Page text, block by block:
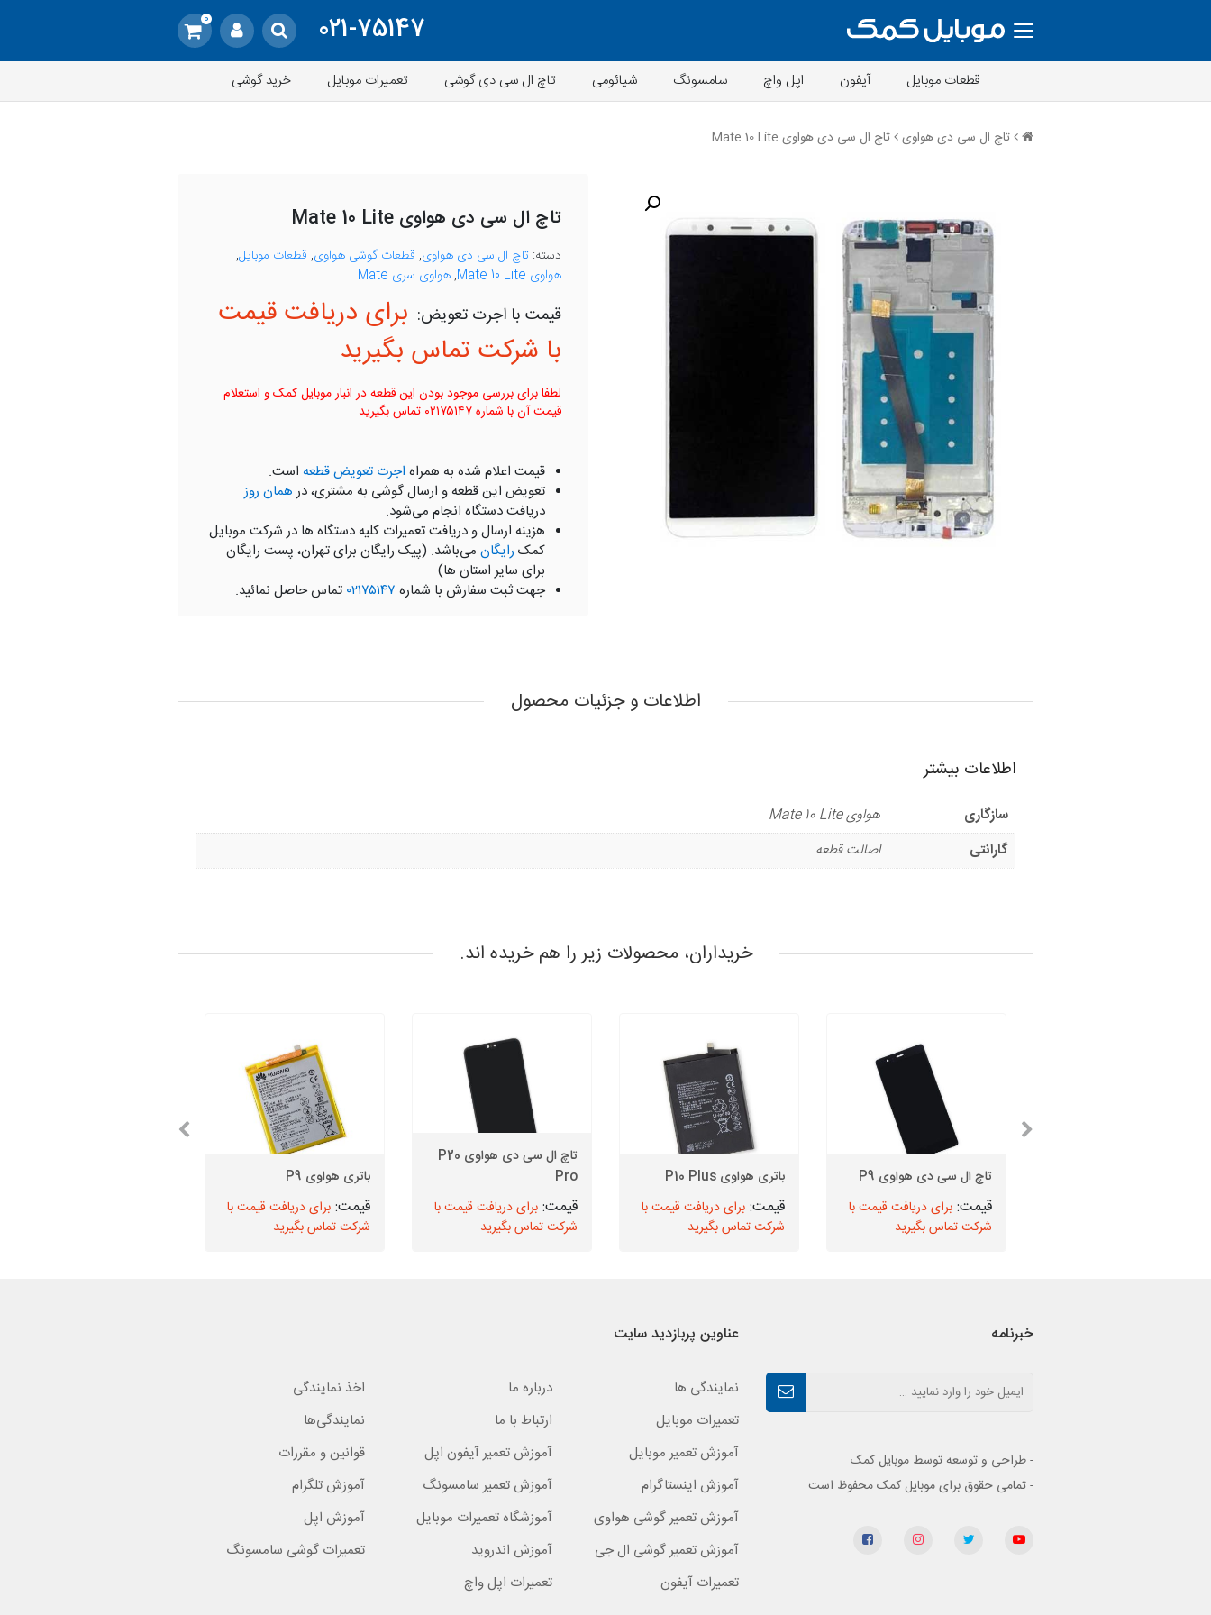
021-75147
0
قطعات موبایل آیفون اپل واچ سامسونگ شیائومی تاچ ال سی دی گوشی تعمیرات موبایل خرید گوشی
تاچ ال سی دی هواوی تاچ ال سی دی هواوی Mate 10 Lite
تاچ ال سی دی هواوی Mate 10 Lite
دسته: تاچ ال سی دی هواوی, قطعات گوشی هواوی, قطعات موبایل,
هواوی Mate 10 Lite
,هواوی سری Mate
برای دریافت قیمت
با شرکت تماس بگیرید
لطفا برای بررسی موجود بودن این قطعه در انبار موبایل کمک و استعلام
قیمت آن با شماره ۰۲۱۷۵۱۴۷ تماس بگیرید.
قیمت اعلام شده به همراه اجرت تعویض قطعه است.
تعویض این قطعه و ارسال گوشی به مشتری، درهمان روز
دریافت دستگاه انجام می‌شود.
هزینه ارسال و دریافت تعمیرات کلیه دستگاه ها در شرکت موبایل
کمک رایگان می‌باشد. (پیک رایگان برای تهران، پست رایگان
برای سایر استان ها)
جهت ثبت سفارش با شماره ۰۲۱۷۵۱۴۷ تماس حاصل نمائید.
اطلاعات و جزئیات محصول
اطلاعات بیشتر
سازگاری
هواوی Mate 10 Lite
گارانتی
اصالت قطعه
خریداران، محصولات زیر را هم خریده اند.
تاچ ال سی دی هواوی P9
برای دریافت قیمت با
شرکت تماس بگیرید
باتری هواوی P10 Plus
برای دریافت قیمت با
شرکت تماس بگیرید
تاچ ال سی دی هواوی P20
Pro
برای دریافت قیمت با
شرکت تماس بگیرید
باتری هواوی P9
برای دریافت قیمت با
شرکت تماس بگیرید
خبرنامه
- طراحی و توسعه توسط موبایل کمک
- تمامی حقوق برای موبایل کمک محفوظ است
عناوین پربازدید سایت
نمایندگی ها درباره ما
اخذ نمایندگی
تعمیرات موبایل
ارتباط با ما
نمایندگی‌ها
آموزش تعمیر موبایل
آموزش تعمیر آیفون اپل
قوانین و مقررات
آموزش اینستاگرام
آموزش تعمیر سامسونگ
آموزش تلگرام
آموزش تعمیر گوشی هواوی
آموزشگاه تعمیرات موبایل
آموزش اپل
آموزش تعمیر گوشی ال جی
آموزش اندروید
تعمیرات گوشی سامسونگ
تعمیرات آیفون
تعمیرات اپل واچ